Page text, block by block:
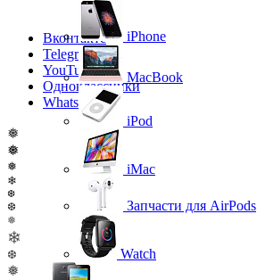
Вконтакте
Telegram
YouTube
Одноклассники
WhatsApp
❅
❅
❅
❄
❆
❆
❅
❄
❆
❅
iPhone
MacBook
iPod
iMac
Запчасти для AirPods
Watch